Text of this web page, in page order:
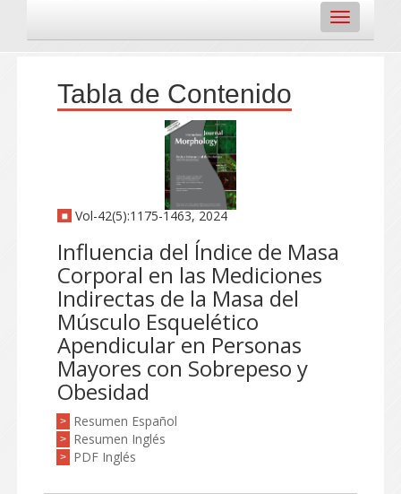
Toggle
navigation
Tabla de Contenido
Vol-42(5):1175-1463, 2024
Influencia del Índice de Masa
Corporal en las Mediciones
Indirectas de la Masa del
Músculo Esquelético
Apendicular en Personas
Mayores con Sobrepeso y
Obesidad
> Resumen Español
> Resumen Inglés
> PDF Inglés